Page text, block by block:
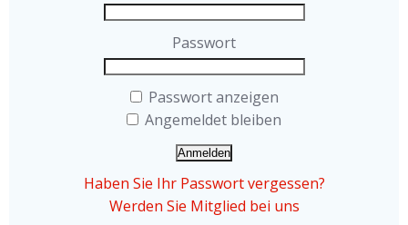
Passwort
Passwort anzeigen
Angemeldet bleiben
Haben Sie Ihr Passwort vergessen?
Werden Sie Mitglied bei uns